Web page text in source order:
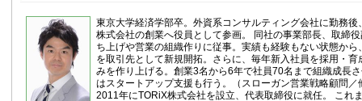
東京大学経済学部卒。外資系コンサルティング会社に勤務
株式会社の創業へ役員として参画。 同社の事業部長、取締
ち上げや営業の組織作りに従事。実績も経験もない状態から
を取引先として新規開拓。さらに、毎年新入社員を採用・育
みを作り上げる。創業3名から6年で社員70名まで組織成長
はスタートアップ支援も行う。（スローガン営業戦略顧問／
2011年にTORiX株式会社を設立、代表取締役に就任。 これ